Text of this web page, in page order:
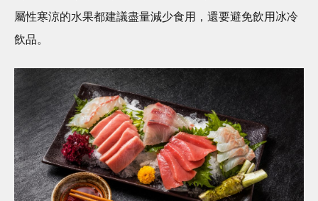
屬性寒涼的水果都建議盡量減少食用，還要避免飲用冰冷
飲品。